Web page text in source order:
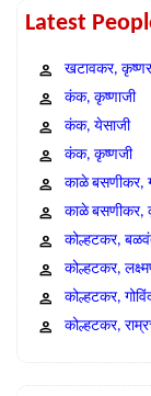
Latest
खटावकर,
कंक, कृष्णाजी
कंक, येसाजी
कंक, कृष्णजी
काळे बसणीकर,
काळे बसणीकर,
कोल्हटकर,
कोल्हटकर,
कोल्हटकर,
कोल्हटकर,